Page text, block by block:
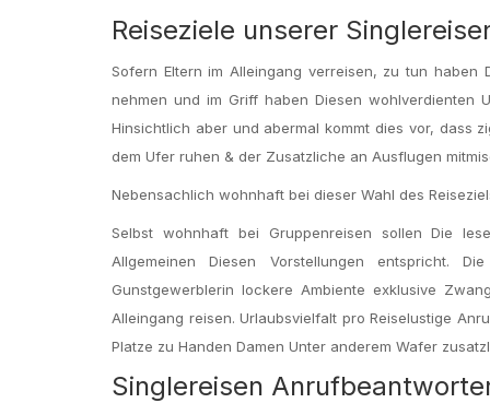
Reiseziele unserer
Sofern Eltern im Alleingang verreisen, zu tun haben
nehmen und im Griff haben Diesen wohlverdienten
Hinsichtlich aber und abermal kommt dies vor, dass
dem Ufer ruhen & der Zusatzliche an Ausflugen
Nebensachlich wohnhaft bei dieser Wahl des
Selbst wohnhaft bei Gruppenreisen sollen Die
Allgemeinen Diesen Vorstellungen entspricht.
Gunstgewerblerin lockere Ambiente exklusive
Alleingang reisen. Urlaubsvielfalt pro Reiselustige
Platze zu Handen Damen Unter anderem Wafer
Singlereisen